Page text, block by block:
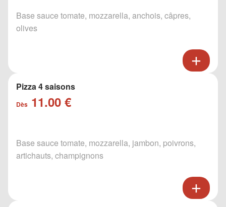
Base sauce tomate, mozzarella, anchois, câpres,
olives
Pizza 4 saisons
Dès 11.00 €
Base sauce tomate, mozzarella, jambon, poivrons,
artichauts, champignons